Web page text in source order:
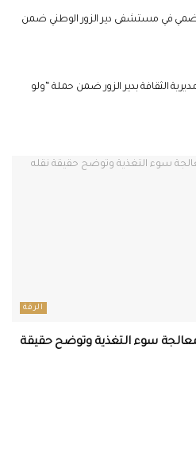
هضمي في مستشفى دير الزور الوطني ضمن
مديرية الثقافة بدير الزور ضمن حملة “ولو
الرقة
سوء التغذية وتوضح حقيقة